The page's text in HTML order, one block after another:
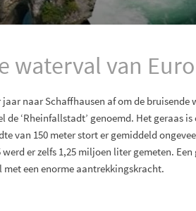
waterval van
naar Schaffhausen af om de bruisende
‘Rheinfallstadt’ genoemd. Het geraas
van 150 meter stort er gemiddeld
werd er zelfs 1,25 miljoen liter gemeten.
met een enorme aantrekkingskracht.